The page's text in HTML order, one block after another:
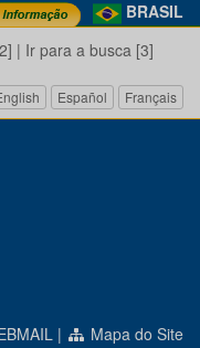
BRASIL
| Ir para a busca [3]
Español Français
| Mapa do Site